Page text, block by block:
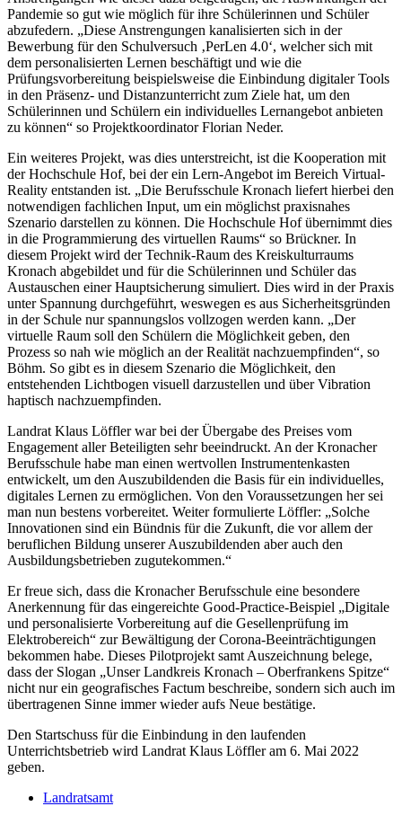
Pandemie so gut wie möglich für ihre Schülerinnen und Schüler
abzufedern. „Diese Anstrengungen kanalisierten sich in der
Bewerbung für den Schulversuch ‚PerLen 4.0‘, welcher sich mit
dem personalisierten Lernen beschäftigt und wie die
Prüfungsvorbereitung beispielsweise die Einbindung digitaler Tools
in den Präsenz- und Distanzunterricht zum Ziele hat, um den
Schülerinnen und Schülern ein individuelles Lernangebot anbieten
zu können“ so Projektkoordinator Florian Neder.
Ein weiteres Projekt, was dies unterstreicht, ist die Kooperation mit
der Hochschule Hof, bei der ein Lern-Angebot im Bereich Virtual-
Reality entstanden ist. „Die Berufsschule Kronach liefert hierbei den
notwendigen fachlichen Input, um ein möglichst praxisnahes
Szenario darstellen zu können. Die Hochschule Hof übernimmt dies
in die Programmierung des virtuellen Raums“ so Brückner. In
diesem Projekt wird der Technik-Raum des Kreiskulturraums
Kronach abgebildet und für die Schülerinnen und Schüler das
Austauschen einer Hauptsicherung simuliert. Dies wird in der Praxis
unter Spannung durchgeführt, weswegen es aus Sicherheitsgründen
in der Schule nur spannungslos vollzogen werden kann. „Der
virtuelle Raum soll den Schülern die Möglichkeit geben, den
Prozess so nah wie möglich an der Realität nachzuempfinden“, so
Böhm. So gibt es in diesem Szenario die Möglichkeit, den
entstehenden Lichtbogen visuell darzustellen und über Vibration
haptisch nachzuempfinden.
Landrat Klaus Löffler war bei der Übergabe des Preises vom
Engagement aller Beteiligten sehr beeindruckt. An der Kronacher
Berufsschule habe man einen wertvollen Instrumentenkasten
entwickelt, um den Auszubildenden die Basis für ein individuelles,
digitales Lernen zu ermöglichen. Von den Voraussetzungen her sei
man nun bestens vorbereitet. Weiter formulierte Löffler: „Solche
Innovationen sind ein Bündnis für die Zukunft, die vor allem der
beruflichen Bildung unserer Auszubildenden aber auch den
Ausbildungsbetrieben zugutekommen.“
Er freue sich, dass die Kronacher Berufsschule eine besondere
Anerkennung für das eingereichte Good-Practice-Beispiel „Digitale
und personalisierte Vorbereitung auf die Gesellenprüfung im
Elektrobereich“ zur Bewältigung der Corona-Beeinträchtigungen
bekommen habe. Dieses Pilotprojekt samt Auszeichnung belege,
dass der Slogan „Unser Landkreis Kronach – Oberfrankens Spitze“
nicht nur ein geografisches Factum beschreibe, sondern sich auch im
übertragenen Sinne immer wieder aufs Neue bestätige.
Den Startschuss für die Einbindung in den laufenden
Unterrichtsbetrieb wird Landrat Klaus Löffler am 6. Mai 2022
geben.
Landratsamt